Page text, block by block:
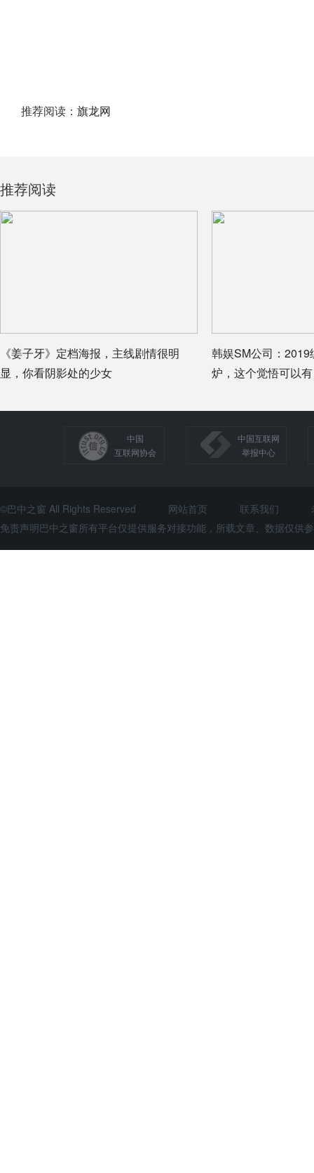
推荐阅读： 旗龙网
推荐阅读
《姜子牙》定档海报，主线剧情很明
显，你看阴影处的少女
韩娱SM公司：
炉，这个觉悟可以有
中国
互联网协会
中国互联网
举报中心
©巴中之窗 All Rights Reserved 网站首页 联系我们
免责声明巴中之窗所有平台仅提供服务对接功能，所载文章、数据仅